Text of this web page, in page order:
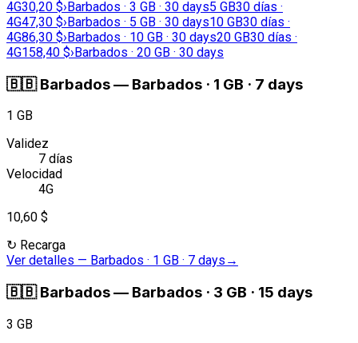
4G30,20 $›Barbados · 3 GB · 30 days5 GB30 días ·
4G47,30 $›Barbados · 5 GB · 30 days10 GB30 días ·
4G86,30 $›Barbados · 10 GB · 30 days20 GB30 días ·
4G158,40 $›Barbados · 20 GB · 30 days
🇧🇧 Barbados— Barbados · 1 GB · 7 days
1 GB
Validez
7 días
Velocidad
4G
10,60 $
↻ Recarga
Ver detalles — Barbados · 1 GB · 7 days →
🇧🇧 Barbados— Barbados · 3 GB · 15 days
3 GB